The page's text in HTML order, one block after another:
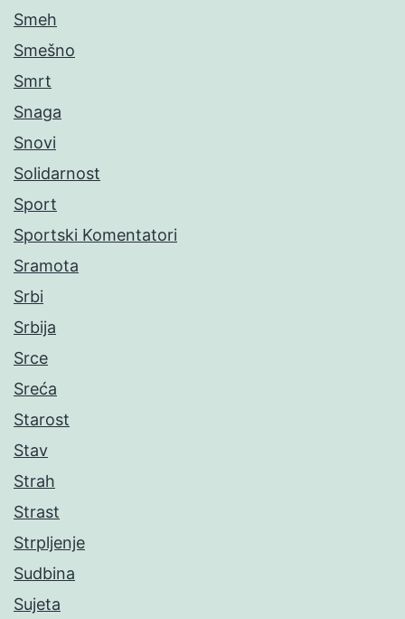
Smeh
Smešno
Smrt
Snaga
Snovi
Solidarnost
Sport
Sportski Komentatori
Sramota
Srbi
Srbija
Srce
Sreća
Starost
Stav
Strah
Strast
Strpljenje
Sudbina
Sujeta